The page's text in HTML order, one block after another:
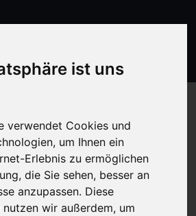
ist uns
verwendet Cookies und
um Ihnen ein
Erlebnis zu ermöglichen
die Sie sehen, besser an
anzupassen. Diese
wir außerdem, um
Salz